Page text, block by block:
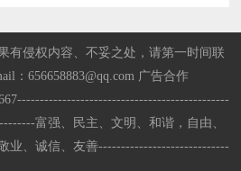
有侵权内容、不妥之处，请第一时间联
：656658883@qq.com 广告合作
富强、民主、文明、和谐，自由、
业、诚信、友善-----------------------------